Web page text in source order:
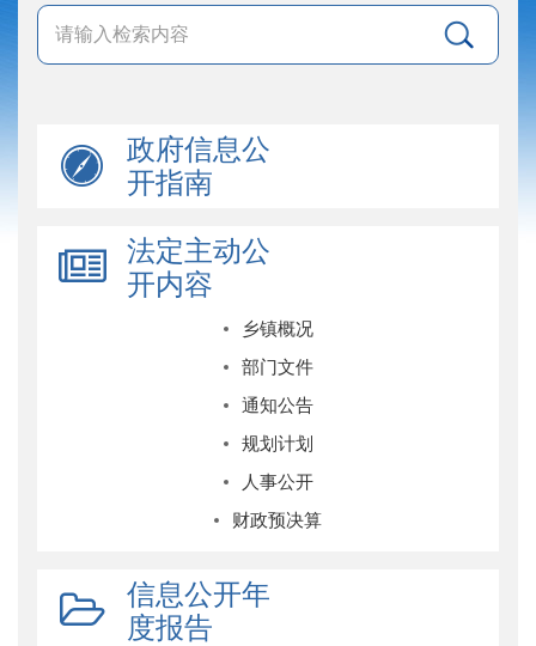
政府信息公
开指南
法定主动公
开内容
乡镇概况
部门文件
通知公告
规划计划
人事公开
财政预决算
信息公开年
度报告